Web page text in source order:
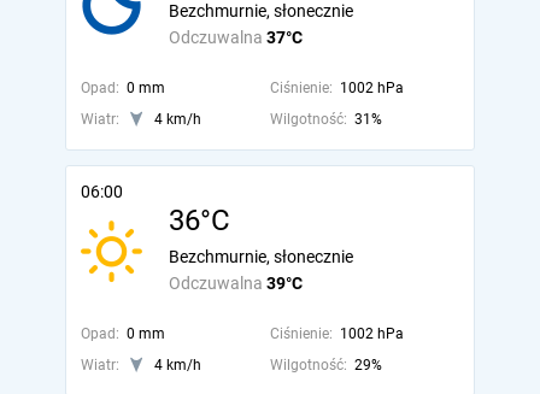
Odczuwalna 37°C
Bezchmurnie, słonecznie
Opad: 0 mm Ciśnienie: 1002 hPa
Wiatr:
4 km/h Wilgotność: 31%
06:00
36°C
Odczuwalna 39°C
Bezchmurnie, słonecznie
Opad: 0 mm Ciśnienie: 1002 hPa
Wiatr:
4 km/h Wilgotność: 29%